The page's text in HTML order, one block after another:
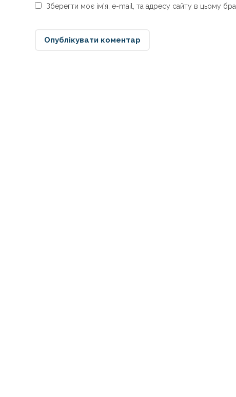
Зберегти моє ім'я, e-mail, та адресу сайту в цьому